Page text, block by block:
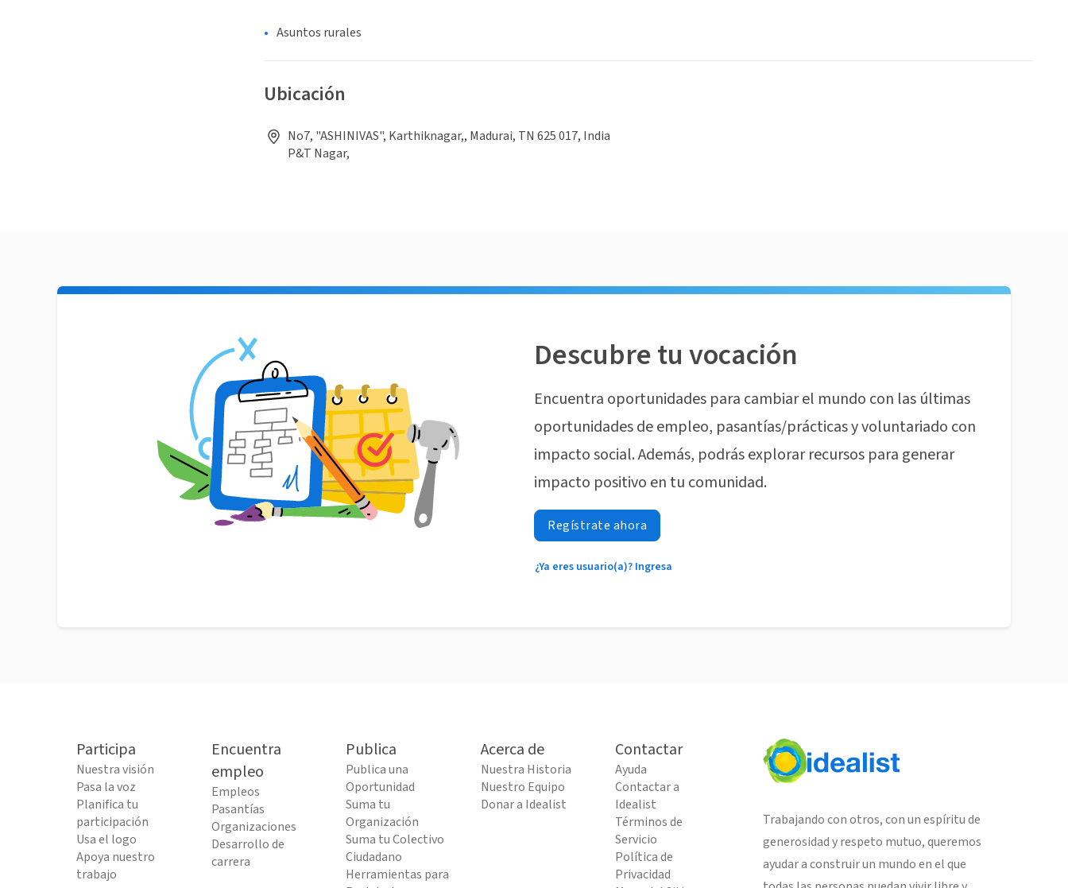
Asuntos rurales
Ubicación
No7, "ASHINIVAS", Karthiknagar,, Madurai, TN 625 017, India
P&T Nagar,
Descubre tu vocación
Encuentra oportunidades para cambiar el mundo con las últimas
oportunidades de empleo, pasantías/prácticas y voluntariado con
impacto social. Además, podrás explorar recursos para generar
impacto positivo en tu comunidad.
Regístrate ahora
¿Ya eres usuario(a)? Ingresa
Participa
Nuestra visión
Pasa la voz
Planifica tu
participación
Usa el logo
Apoya nuestro
trabajo
Encuentra
empleo
Empleos
Pasantías
Organizaciones
Desarrollo de
carrera
Publica
Publica una
Oportunidad
Suma tu
Organización
Suma tu Colectivo
Ciudadano
Herramientas para
Acerca de
Nuestra Historia
Nuestro Equipo
Donar a Idealist
Contactar
Ayuda
Contactar a
Idealist
Términos de
Servicio
Política de
Privacidad
Trabajando con otros, con un espíritu de
generosidad y respeto mutuo, queremos
ayudar a construir un mundo en el que